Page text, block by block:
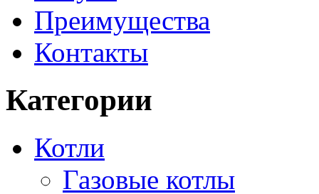
Преимущества
Контакты
Категории
Котли
Газовые котлы